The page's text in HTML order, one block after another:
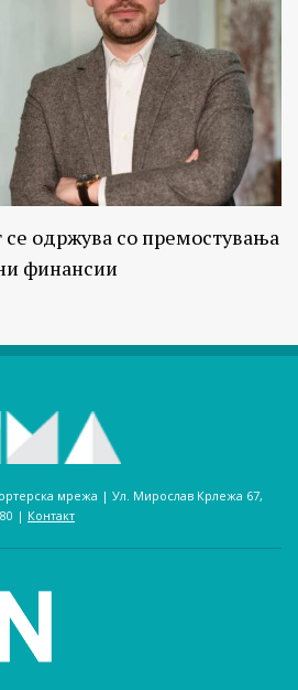
одржува со премостувања
финансии
мрежа | Ул. Мирослав Крлежа 67,
| Контакт